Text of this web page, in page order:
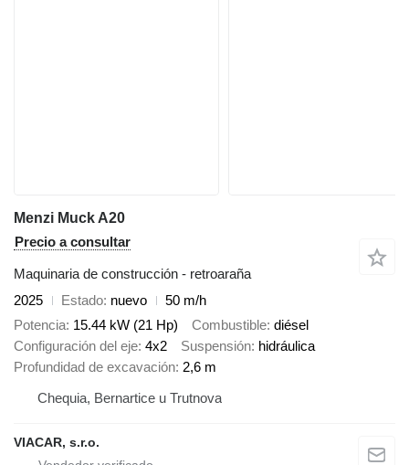
Menzi Muck A20
Precio a consultar
Maquinaria de construcción - retroaraña
2025
Estado nuevo
50 m/h
Potencia 15.44 kW (21 Hp) Combustible diésel
Configuración del eje 4x2 Suspensión hidráulica
Profundidad de excavación 2,6 m
Chequia, Bernartice u Trutnova
VIACAR, s.r.o.